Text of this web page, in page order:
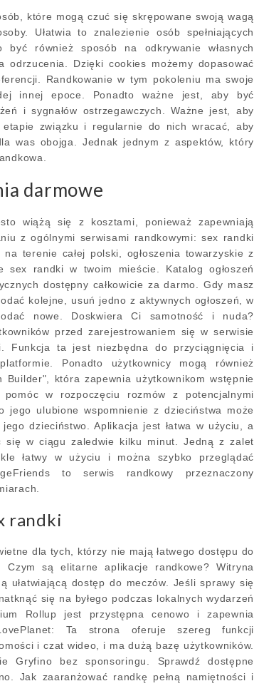
które mogą czuć się skrępowane swoją wagą
Ułatwia to znalezienie osób spełniających
również sposób na odkrywanie własnych
odrzucenia. Dzięki cookies możemy dopasować
Randkowanie w tym pokoleniu ma swoje
innej epoce. Ponadto ważne jest, aby być
i sygnałów ostrzegawczych. Ważne jest, aby
związku i regularnie do nich wracać, aby
was obojga. Jednak jednym z aspektów, który
darmowe
wiążą się z kosztami, ponieważ zapewniają
z ogólnymi serwisami randkowymi: sex randki
terenie całej polski, ogłoszenia towarzyskie z
sex randki w twoim mieście. Katalog ogłoszeń
dostępny całkowicie za darmo. Gdy masz
kolejne, usuń jedno z aktywnych ogłoszeń, w
nowe. Doskwiera Ci samotność i nuda?
przed zarejestrowaniem się w serwisie
Funkcja ta jest niezbędna do przyciągnięcia i
Ponadto użytkownicy mogą również
Builder", która zapewnia użytkownikom wstępnie
w rozpoczęciu rozmów z potencjalnymi
jego ulubione wspomnienie z dzieciństwa może
dzieciństwo. Aplikacja jest łatwa w użyciu, a
się w ciągu zaledwie kilku minut. Jedną z zalet
łatwy w użyciu i można szybko przeglądać
to serwis randkowy przeznaczony
randki
dla tych, którzy nie mają łatwego dostępu do
Czym są elitarne aplikacje randkowe? Witryna
ułatwiającą dostęp do meczów. Jeśli sprawy się
się na byłego podczas lokalnych wydarzeń
Rollup jest przystępna cenowo i zapewnia
Ta strona oferuje szereg funkcji
i czat wideo, i ma dużą bazę użytkowników.
Gryfino bez sponsoringu. Sprawdź dostępne
Jak zaaranżować randkę pełną namiętności i